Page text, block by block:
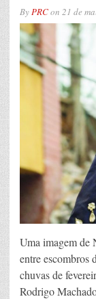
ByPRCon 21 de
Uma imagem de
entre escombros
chuvas de
Rodrigo